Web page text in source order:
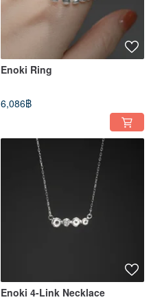
Enoki Ring
6,086฿
Enoki 4-Link Necklace